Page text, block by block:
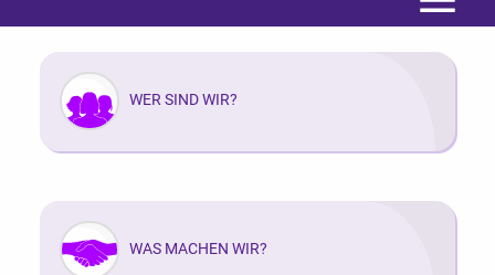
Menü
WER SIND WIR?
WAS MACHEN WIR?